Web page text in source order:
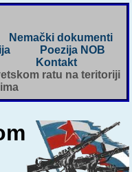
Nemački dokumenti
Poezija NOB
Kontakt
ratu na teritoriji